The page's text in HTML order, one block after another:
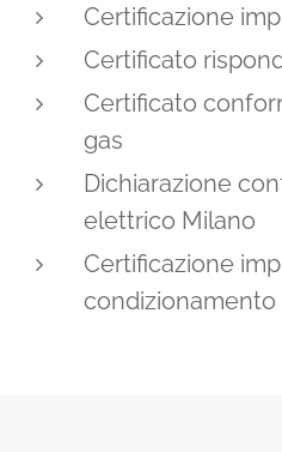
Certificazione
Certificato
Certificato
gas
Dichiarazione
elettrico Milano
Certificazione
condizionamento